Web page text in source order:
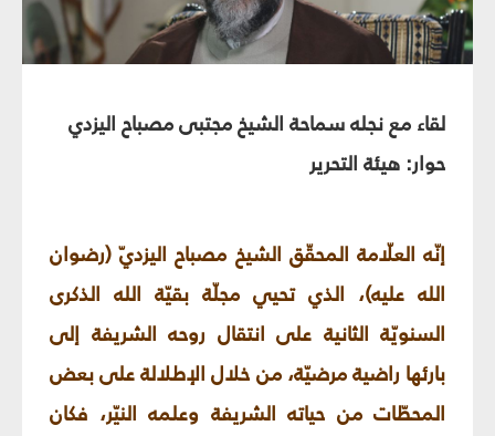
لقاء مع نجله سماحة الشيخ مجتبى مصباح اليزدي
حوار: هيئة التحرير
إنّه العلّامة المحقّق الشيخ مصباح اليزديّ (رضوان
الله عليه)، الذي تحيي مجلّة بقيّة الله الذكرى
السنويّة الثانية على انتقال روحه الشريفة إلى
بارئها راضية مرضيّة، من خلال الإطلالة على بعض
المحطّات من حياته الشريفة وعلمه النيّر، فكان